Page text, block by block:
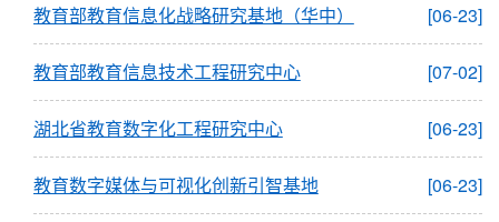
[06-23]
教育部教育信息化战略研究基地（华中）
[07-02]
教育部教育信息技术工程研究中心
[06-23]
湖北省教育数字化工程研究中心
[06-23]
教育数字媒体与可视化创新引智基地